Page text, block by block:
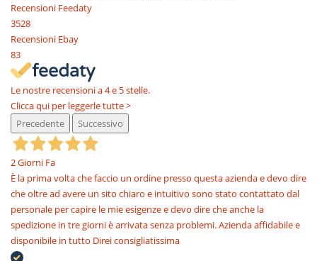
Recensioni Feedaty
3528
Recensioni Ebay
83
Le nostre recensioni a 4 e 5 stelle.
Clicca qui per leggerle tutte >
Precedente
Successivo
2 Giorni Fa
È la prima volta che faccio un ordine presso questa azienda e devo dire
che oltre ad avere un sito chiaro e intuitivo sono stato contattato dal
personale per capire le mie esigenze e devo dire che anche la
spedizione in tre giorni è arrivata senza problemi. Azienda affidabile e
disponibile in tutto Direi consigliatissima